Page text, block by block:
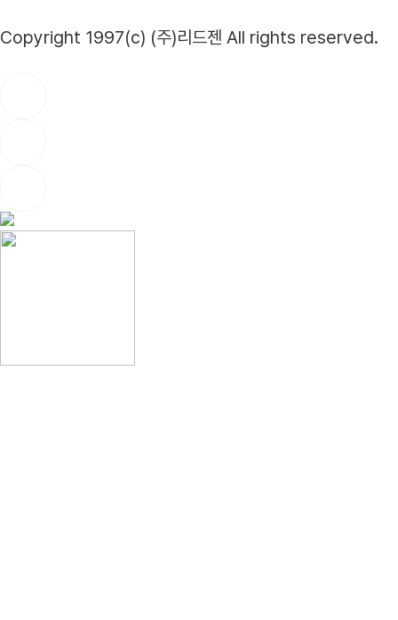
Copyright 1997(c) (주)리드젠 All rights reserved.